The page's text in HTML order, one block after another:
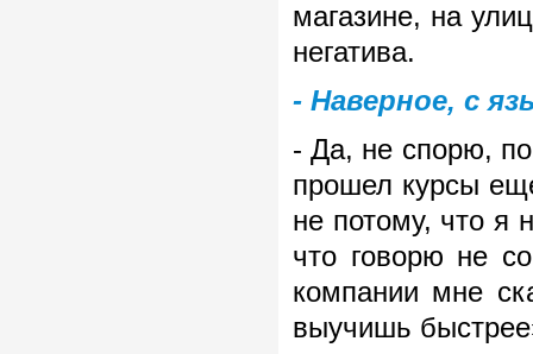
магазине, на
негатива.
- Наверное, с
- Да, не спорю,
прошел курсы
не потому, что я
что говорю не
компании мне
выучишь